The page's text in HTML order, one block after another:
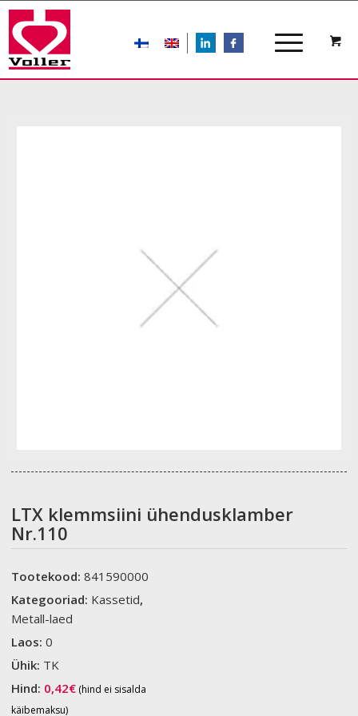
LIn
LTX klemmsiini ühendusklamber
Nr.110
Tootekood:841590000
Kategooriad: Kassetid,
Metall-laed
Laos:0
Ühik: TK
Hind: 0,42€ (hind ei sisalda
käibemaksu)